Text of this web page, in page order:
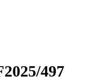
497